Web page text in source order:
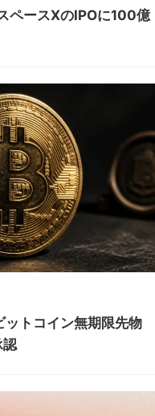
ペースXのIPOに100億
ットコイン無期限先物
認